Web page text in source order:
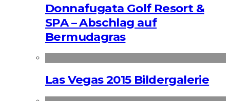
Donnafugata Golf Resort &
SPA – Abschlag auf
Bermudagras
Las Vegas 2015 Bildergalerie